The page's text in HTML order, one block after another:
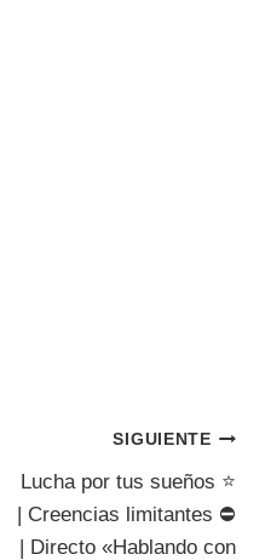
SIGUIENTE
Lucha por tus sueños ⭐
| Creencias limitantes ⛔
| Directo «Hablando con